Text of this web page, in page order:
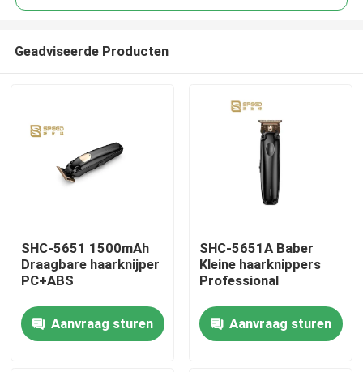
Thuis
Geadviseerde Producten
SHC-5651 1500mAh
Draagbare haarknijper
PC+ABS
Aanvraag sturen
SHC-5651A Baber
Kleine haarknippers
Professional
Aanvraag sturen